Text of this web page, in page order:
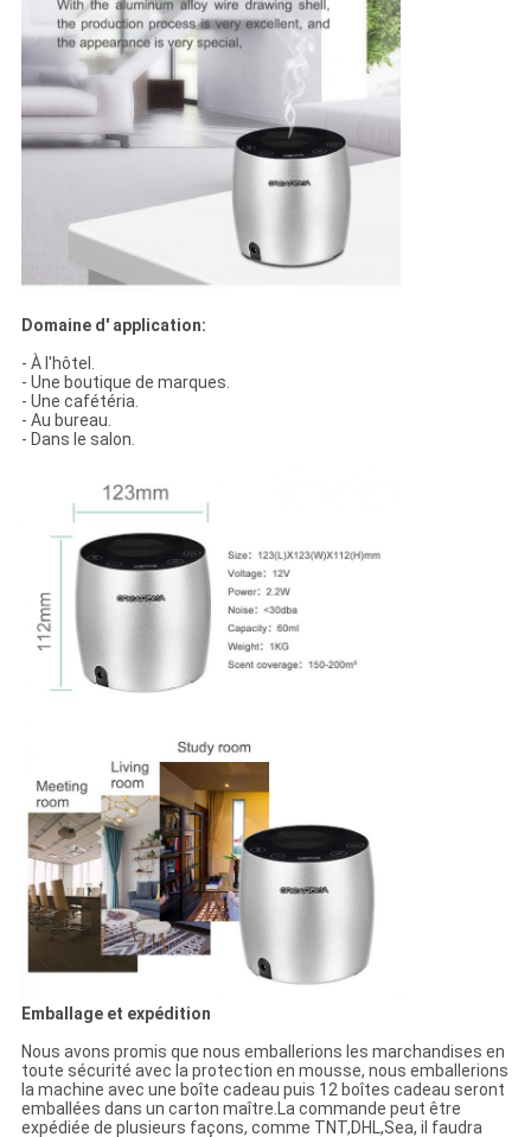
Domaine d' application:
- À l'hôtel.
- Une boutique de marques.
- Une cafétéria.
- Au bureau.
- Dans le salon.
Emballage et expédition
Nous avons promis que nous emballerions les marchandises en
toute sécurité avec la protection en mousse, nous emballerions
la machine avec une boîte cadeau puis 12 boîtes cadeau seront
emballées dans un carton maître.La commande peut être
expédiée de plusieurs façons, comme TNT,DHL,Sea, il faudra